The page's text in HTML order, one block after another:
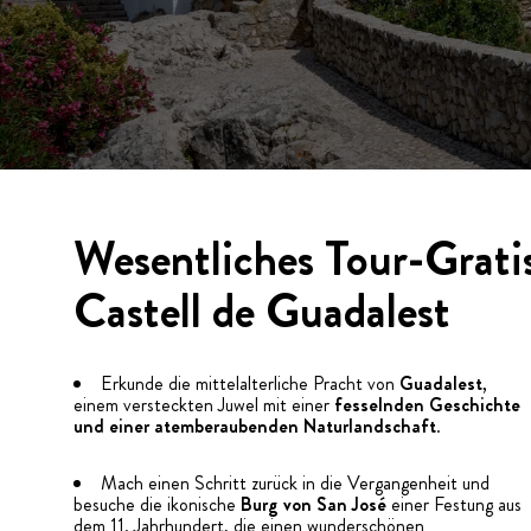
Wesentliches Tour-
Castell de Guadalest
Erkunde die mittelalterliche Pracht von Guadalest,
einem versteckten Juwel mit einer fesselnden Geschichte
und einer atemberaubenden Naturlandschaft.
Mach einen Schritt zurück in die Vergangenheit und
besuche die ikonische Burg von San Joséeiner Festung aus